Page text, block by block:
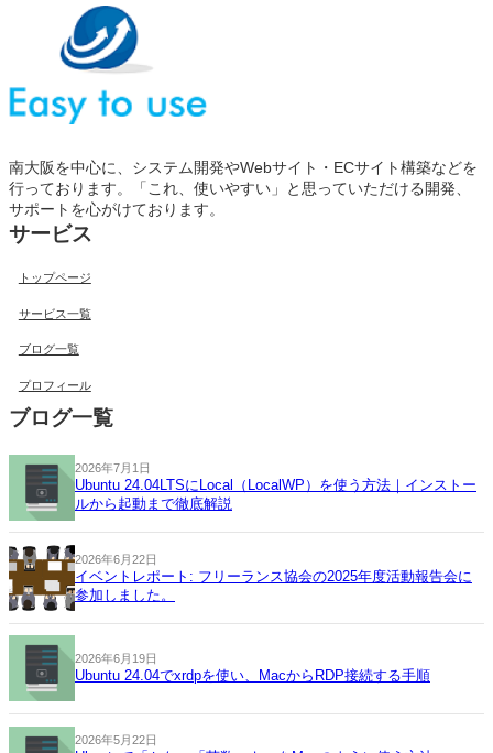
南大阪を中心に、システム開発やWebサイト・ECサイト構築などを
行っております。「これ、使いやすい」と思っていただける開発、
サポートを心がけております。
サービス
トップページ
サービス一覧
ブログ一覧
プロフィール
ブログ一覧
2026年7月1日
Ubuntu 24.04LTSにLocal（LocalWP）を使う方法｜インストー
ルから起動まで徹底解説
2026年6月22日
イベントレポート: フリーランス協会の2025年度活動報告会に
参加しました。
2026年6月19日
Ubuntu 24.04でxrdpを使い、MacからRDP接続する手順
2026年5月22日